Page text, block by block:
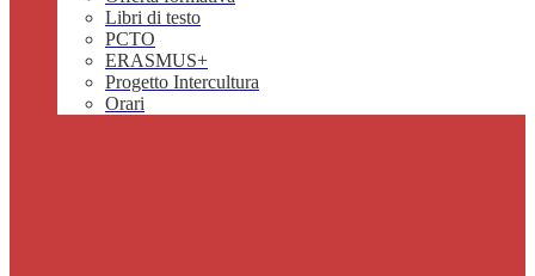
Libri di testo
PCTO
ERASMUS+
Progetto Intercultura
Orari